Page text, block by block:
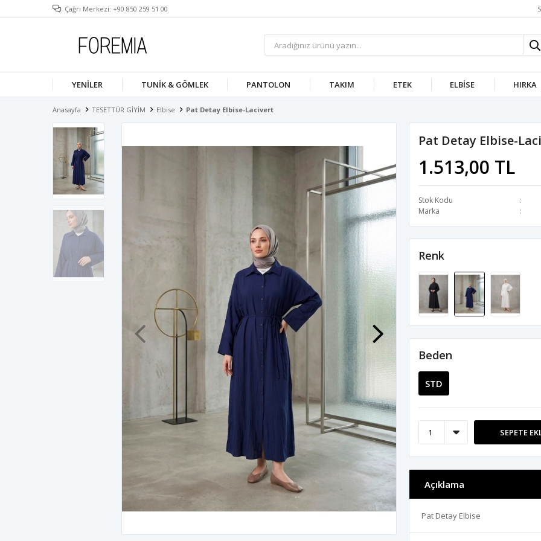
Çağrı Merkezi: +90 850 259 51 00
YENILER TUNIK & GÖMLEK PANTOLON TAKIM ETEK ELBISE HIRKA
Anasayfa TESETTÜR GİYİM Elbise Pat Detay Elbise-Lacivert
Pat Detay Elbise-
1.513,00 TL
Stok Kodu
Marka
Renk
Beden
STD
SEPETE
Açıklama
Pat Detay Elbise